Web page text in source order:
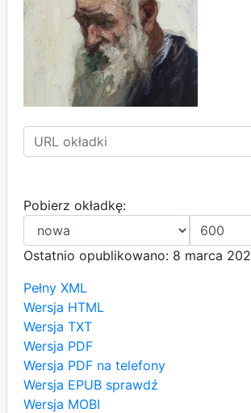
Pobierz okładkę:
Ostatnio opublikowano: 8 marca
Pełny XML
Wersja HTML
Wersja TXT
Wersja PDF
Wersja PDF na telefony
Wersja EPUB sprawdź
Wersja MOBI